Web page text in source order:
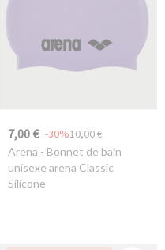
7,00 € 10,00 €
-30%
Arena - Bonnet de bain
unisexe arena Classic
Silicone